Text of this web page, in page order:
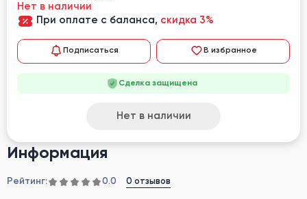
Информация
Рейтинг: 0.0 0 отзывов
Нет в наличии
При оплате с баланса, скидка 3%
Подписаться В избранное
Сделка защищена
Нет в наличии